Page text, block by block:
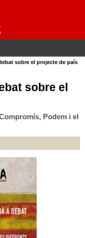
sobre el projecte de país
sobre el
Podem i el